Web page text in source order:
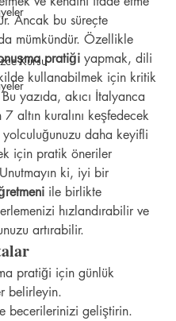
Kursu
Ancak bu süreçte
mümkündür. Özellikle
pratiği yapmak, dili
kullanabilmek için kritik
Bu yazıda, akıcı İtalyanca
7 altın kuralını keşfedecek
yolculuğunuzu daha keyifli
için pratik öneriler
ki, iyi bir
ile birlikte
hızlandırabilir ve
artırabilir.
pratiği için günlük
belirleyin.
becerilerinizi geliştirin.